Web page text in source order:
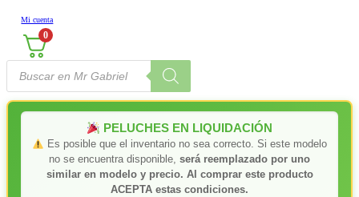
Mi cuenta
0
Búsqueda
productos
PELUCHES EN LIQUIDACIÓN
Es posible que el inventario no sea correcto. Si este modelo
no se encuentra disponible, será reemplazado por uno
similar en modelo y precio. Al comprar este producto
ACEPTA estas condiciones.